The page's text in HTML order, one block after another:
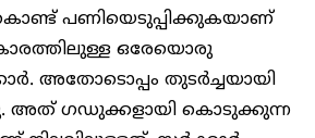
പണിയെടുപ്പിക്കുകയാണ്
ഒരേയൊരു
അതോടൊപ്പം തുടർച്ചയായി
അത് ഗഡുക്കളായി കൊടുക്കുന്ന